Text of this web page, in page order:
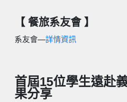
【 餐旅系友會 】
系友會—詳情資訊
首屆15位學生遠赴
果分享